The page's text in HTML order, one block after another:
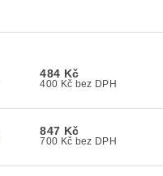
484 Kč
400 Kč bez DPH
847 Kč
700 Kč bez DPH